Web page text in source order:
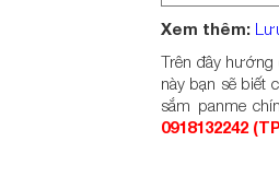
Xem thêm:
Trên đây
này bạn sẽ biết
sắm panme
0918132242